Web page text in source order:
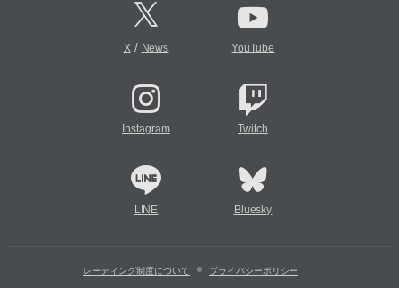
X/ News YouTube
Instagram Twitch
LINE Bluesky
レーティング制度について プライバシーポリシー